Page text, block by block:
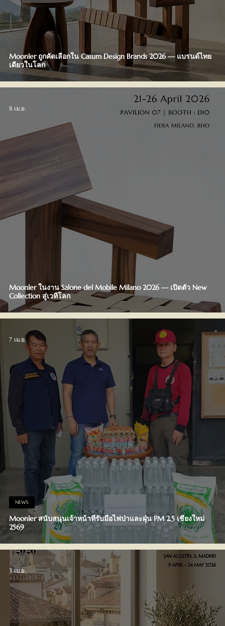
Moonler ถูกคัดเลือกใน Casum Design Brands 2026 — แบรนด์ไทย
เดียวในโลก
Moonler ในงาน Salone del Mobile Milano 2026 — เปิดตัว New
Collection สู่เวทีโลก
8 เม.ย.
Moonler สนับสนุนเจ้าหน้าที่รับมือไฟป่าและฝุ่น PM 2.5 เชียงใหม่
2569
NEWS
7 เม.ย.
3 เม.ย.